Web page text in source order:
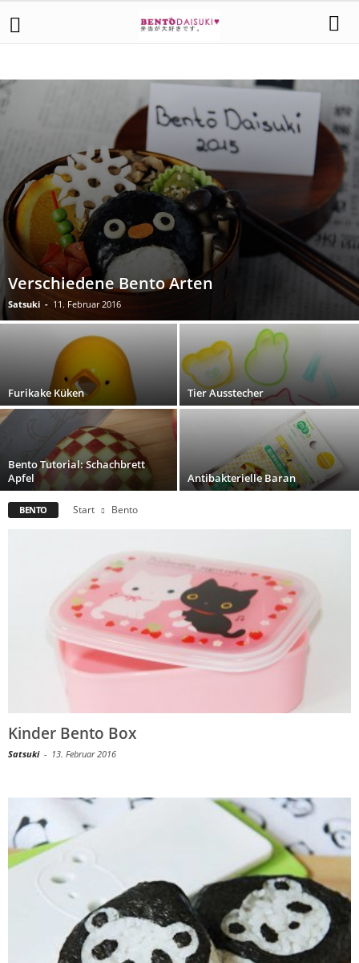
TIPPS ZUR BENTO GESTALTUNG
Verschiedene Bento Arten
Satsuki - 11. Februar 2016
Furikake Küken Tier Ausstecher
Bento Tutorial: Schachbrett
Apfel
Antibakterielle Baran
BENTO Start Bento
Kinder Bento Box
Satsuki - 13. Februar 2016